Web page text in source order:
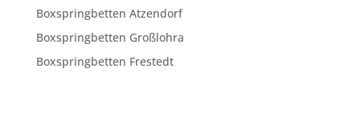
Boxspringbetten Atzendorf
Boxspringbetten Großlohra
Boxspringbetten Frestedt